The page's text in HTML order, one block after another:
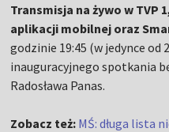
Transmisja na żywo w TVP
aplikacji mobilnej oraz
godzinie 19:45 (w jedynce
inauguracyjnego spotkania
Radosława Panas.
Zobacz też: MŚ: długa lista